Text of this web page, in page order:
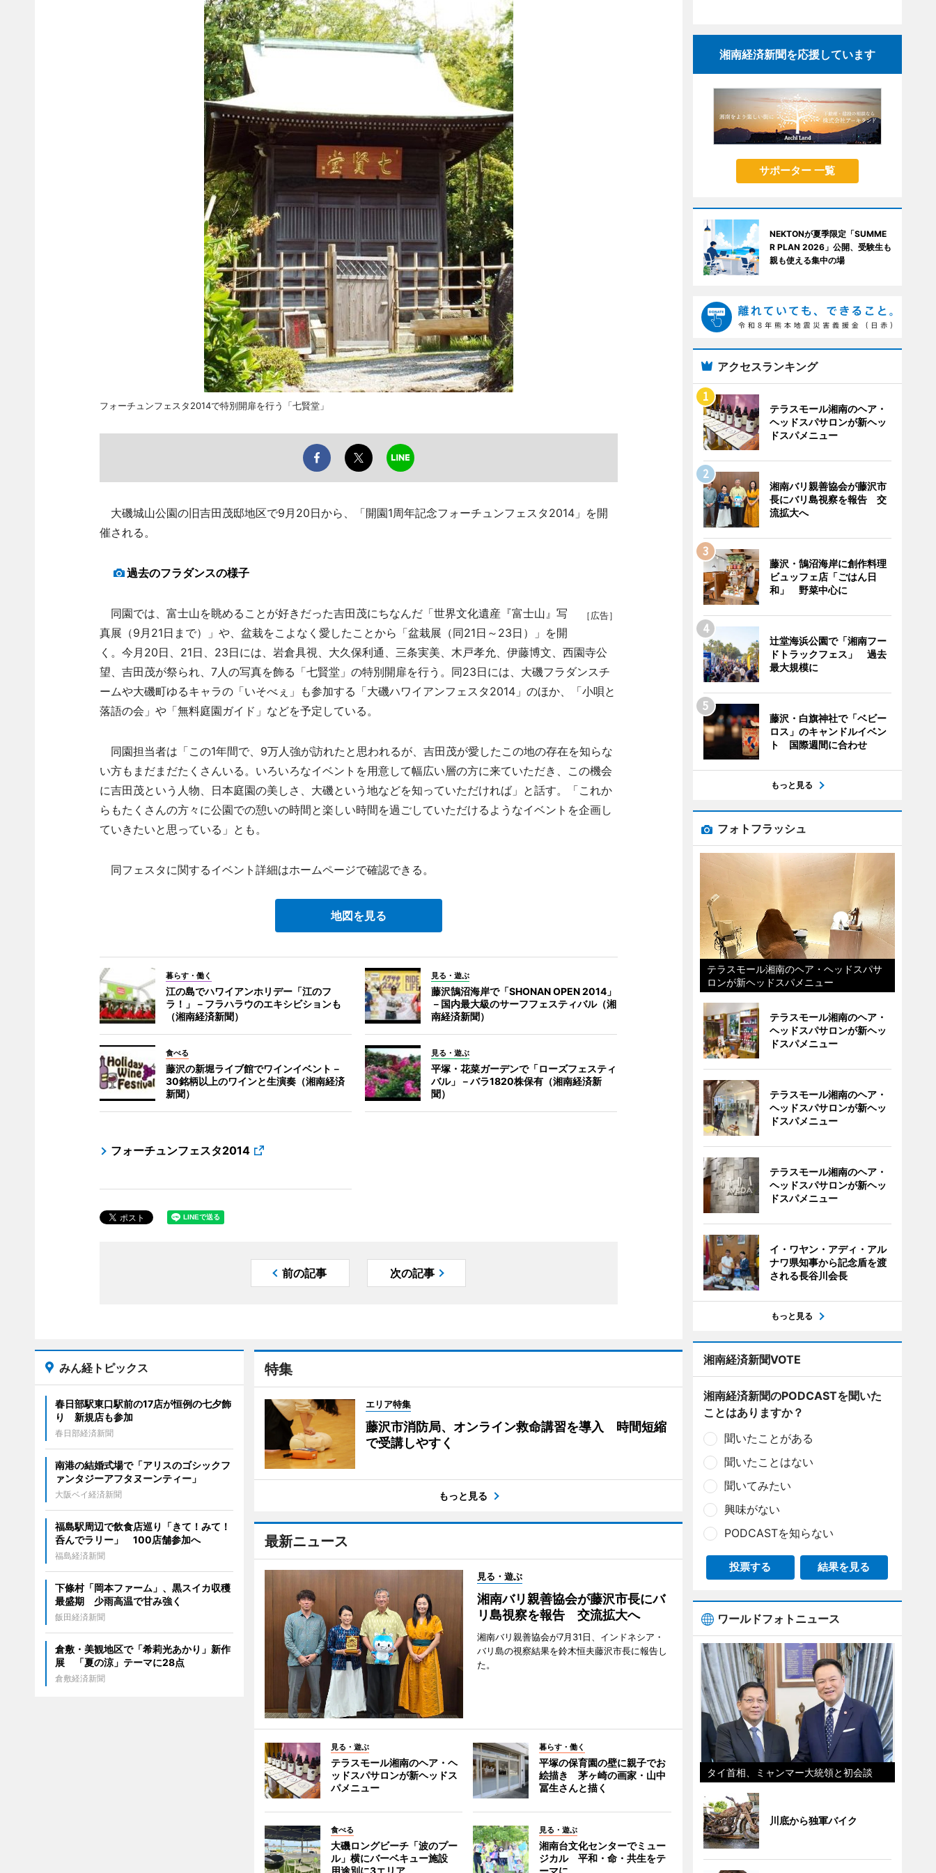
フォーチュンフェスタ2014で特別開扉を行う「七賢堂」
大磯城山公園の旧吉田茂邸地区で9月20日から、「開園1周年記念フォーチュンフェスタ2014」を開
催される。
過去のフラダンスの様子
［広告］
同園では、富士山を眺めることが好きだった吉田茂にちなんだ「世界文化遺産『富士山』写
真展（9月21日まで）」や、盆栽をこよなく愛したことから「盆栽展（同21日～23日）」を開
く。今月20日、21日、23日には、岩倉具視、大久保利通、三条実美、木戸孝允、伊藤博文、西園寺公
望、吉田茂が祭られ、7人の写真を飾る「七賢堂」の特別開扉を行う。同23日には、大磯フラダンスチ
ームや大磯町ゆるキャラの「いそべぇ」も参加する「大磯ハワイアンフェスタ2014」のほか、「小唄と
落語の会」や「無料庭園ガイド」などを予定している。
同園担当者は「この1年間で、9万人強が訪れたと思われるが、吉田茂が愛したこの地の存在を知らな
い方もまだまだたくさんいる。いろいろなイベントを用意して幅広い層の方に来ていただき、この機会
に吉田茂という人物、日本庭園の美しさ、大磯という地などを知っていただければ」と話す。「これか
らもたくさんの方々に公園での憩いの時間と楽しい時間を過ごしていただけるようなイベントを企画し
ていきたいと思っている」とも。
同フェスタに関するイベント詳細はホームページで確認できる。
地図を見る
暮らす・働く
江の島でハワイアンホリデー「江のフ
ラ！」－フラハラウのエキシビションも
（湘南経済新聞）
見る・遊ぶ
藤沢鵠沼海岸で「SHONAN OPEN 2014」
－国内最大級のサーフフェスティバル（湘
南経済新聞）
食べる
藤沢の新堀ライブ館でワインイベント－
30銘柄以上のワインと生演奏（湘南経済
新聞）
見る・遊ぶ
平塚・花菜ガーデンで「ローズフェスティ
バル」－バラ1820株保有（湘南経済新
聞）
フォーチュンフェスタ2014
前の記事 次の記事
特集
エリア特集
藤沢市消防局、オンライン救命講習を導入 時間短縮
で受講しやすく
もっと見る
最新ニュース
見る・遊ぶ
湘南バリ親善協会が藤沢市長にバ
リ島視察を報告 交流拡大へ
湘南バリ親善協会が7月31日、インドネシア・
バリ島の視察結果を鈴木恒夫藤沢市長に報告し
た。
見る・遊ぶ
テラスモール湘南のヘア・ヘ
ッドスパサロンが新ヘッドス
パメニュー
暮らす・働く
平塚の保育園の壁に親子でお
絵描き 茅ヶ崎の画家・山中
冨生さんと描く
食べる
大磯ロングビーチ「波のプー
ル」横にバーベキュー施設
用途別に3エリア
見る・遊ぶ
湘南台文化センターでミュー
ジカル 平和・命・共生をテ
ーマに
みん経トピックス
春日部駅東口駅前の17店が恒例の七夕飾
り 新規店も参加
春日部経済新聞
南港の結婚式場で「アリスのゴシックフ
ァンタジーアフタヌーンティー」
大阪ベイ経済新聞
福島駅周辺で飲食店巡り「きて！みて！
呑んでラリー」 100店舗参加へ
福島経済新聞
下條村「岡本ファーム」、黒スイカ収穫
最盛期 少雨高温で甘み強く
飯田経済新聞
倉敷・美観地区で「希莉光あかり」新作
展 「夏の涼」テーマに28点
倉敷経済新聞
湘南経済新聞を応援しています
サポーター 一覧
NEKTONが夏季限定「SUMME
R PLAN 2026」公開、受験生も
親も使える集中の場
アクセスランキング
テラスモール湘南のヘア・
ヘッドスパサロンが新ヘッ
ドスパメニュー
湘南バリ親善協会が藤沢市
長にバリ島視察を報告 交
流拡大へ
藤沢・鵠沼海岸に創作料理
ビュッフェ店「ごはん日
和」 野菜中心に
辻堂海浜公園で「湘南フー
ドトラックフェス」 過去
最大規模に
藤沢・白旗神社で「ベビー
ロス」のキャンドルイベン
ト 国際週間に合わせ
もっと見る
フォトフラッシュ
テラスモール湘南のヘア・ヘッドスパサ
ロンが新ヘッドスパメニュー
テラスモール湘南のヘア・
ヘッドスパサロンが新ヘッ
ドスパメニュー
テラスモール湘南のヘア・
ヘッドスパサロンが新ヘッ
ドスパメニュー
テラスモール湘南のヘア・
ヘッドスパサロンが新ヘッ
ドスパメニュー
イ・ワヤン・アディ・アル
ナワ県知事から記念盾を渡
される長谷川会長
もっと見る
湘南経済新聞VOTE
湘南経済新聞のPODCASTを聞いた
ことはありますか？
聞いたことがある
聞いたことはない
聞いてみたい
興味がない
PODCASTを知らない
投票する 結果を見る
ワールドフォトニュース
タイ首相、ミャンマー大統領と初会談
川底から独軍バイク